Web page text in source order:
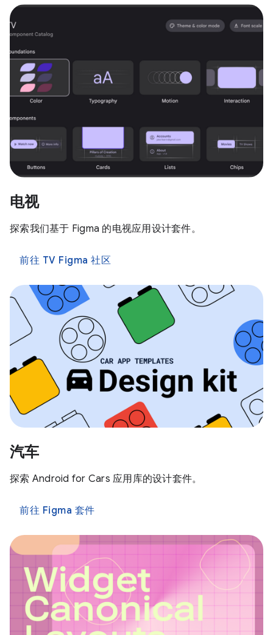
电视
探索我们基于 Figma 的电视应用设计套件。
前往 TV Figma 社区
汽车
探索 Android for Cars 应用库的设计套件。
前往 Figma 套件